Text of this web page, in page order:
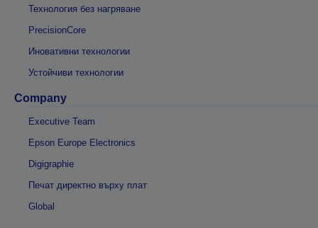
Технология без нагряване
PrecisionCore
Иновативни технологии
Устойчиви технологии
Company
Executive Team
Epson Europe Electronics
Digigraphie
Печат директно върху плат
Global